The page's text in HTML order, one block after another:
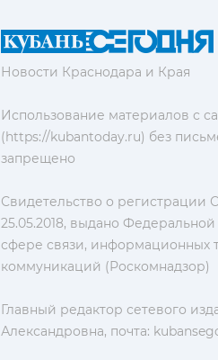
Новости Краснодара и Края
Использование материалов с
(https://kubantoday.ru) без
запрещено
Свидетельство о
25.05.2018, выдано
сфере связи, информационных
коммуникаций (Роскомнадзор)
Главный редактор сетевого
Александровна, почта: